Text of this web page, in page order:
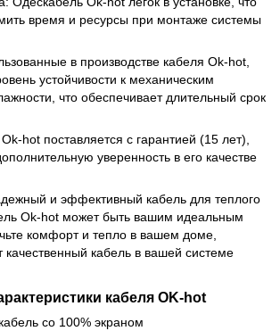
время и ресурсы при монтаже системы
в производстве кабеля Ok-hot,
устойчивости к механическим
что обеспечивает длительный срок
hot поставляется с гарантией (15 лет),
уверенность в его качестве
и эффективный кабель для теплого
Ok-hot может быть вашим идеальным
комфорт и тепло в вашем доме,
качественный кабель в вашей системе
кабеля OK-hot
со 100% экраном